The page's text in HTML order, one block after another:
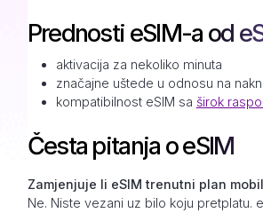
Prednosti eSIM-a od
aktivacija za nekoliko minuta
značajne uštede u odnosu na
kompatibilnost eSIM sa širok
Česta pitanja o eSIM
Zamjenjuje li eSIM trenutni plan
Ne. Niste vezani uz bilo koju pretplatu.